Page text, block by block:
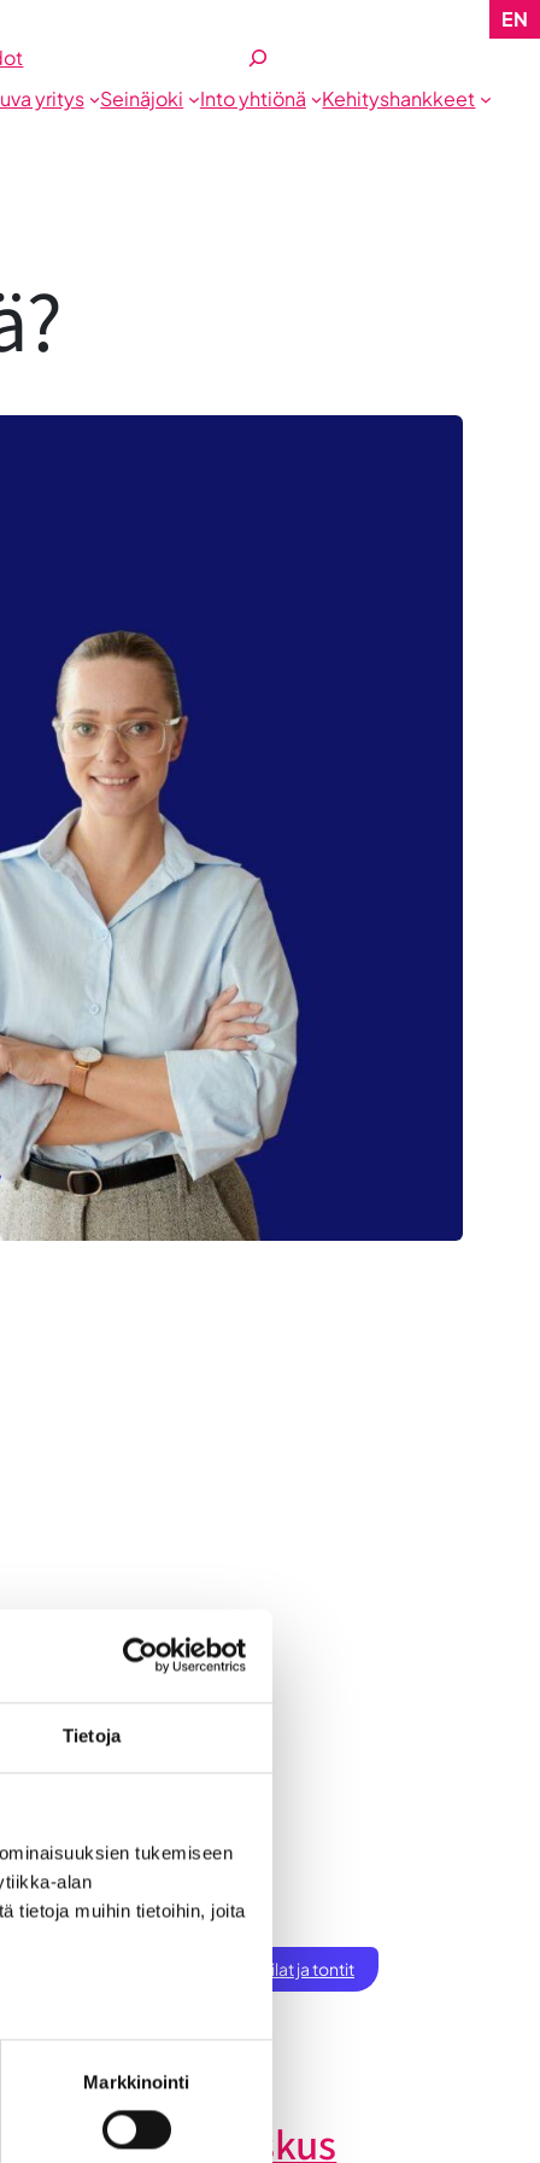
Tietoja
tukemiseen
alan
tietoja muihin tietoihin, joita
Markkinointi
Etsi
yritys Seinäjoki Into yhtiönä Kehityshankkeet
EN
perustaminen
Toimitilat ja tontit
datakeskus